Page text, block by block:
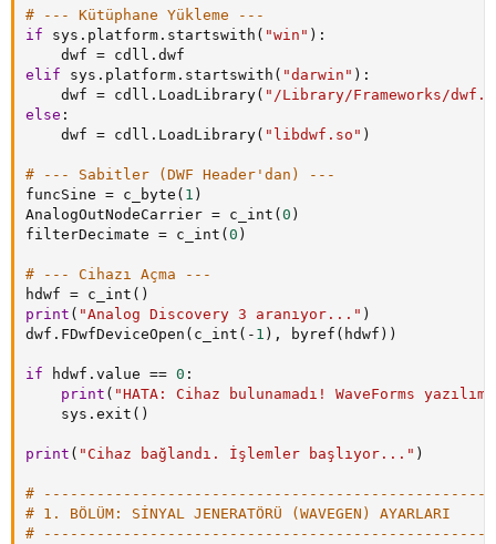
# --- Kütüphane Yükleme ---
if sys . platform . startswith ( "win" ) :
    dwf
= cdll .
elif sys . platform . startswith ( "darwin" ) :
    dwf
= cdll . LoadLibrary( "/Library/Frameworks/
else :
    dwf
= cdll . LoadLibrary( "libdwf.so" )
# --- Sabitler (DWF Header'dan) ---
funcSine = c_byte ( 1 )
AnalogOutNodeCarrier = c_int ( 0 )
filterDecimate = c_int ( 0 )
# --- Cihazı Açma ---
hdwf = c_int ( )
print ( "Analog Discovery 3 aranıyor..." )
dwf . FDwfDeviceOpen ( c_int ( - 1 ) , byref ( hdwf ) )
if hdwf . value == 0 :
print ( "HATA: Cihaz bulunamadı! WaveForms
    sys
. exit ( )
print ( "Cihaz bağlandı. İşlemler başlıyor..." )
#
# 1. BÖLÜM: SİNYAL JENERATÖRÜ (WAVEGEN) AYARLARI
#